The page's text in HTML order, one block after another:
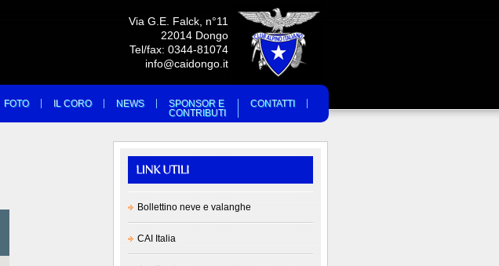
Via G.E. Falck, n°11
22014 Dongo
Tel/fax: 0344-81074
info@caidongo.it
FOTO IL CORO NEWS
SPONSOR E
CONTRIBUTI
CONTATTI
Bollettino neve e valanghe
CAI Italia